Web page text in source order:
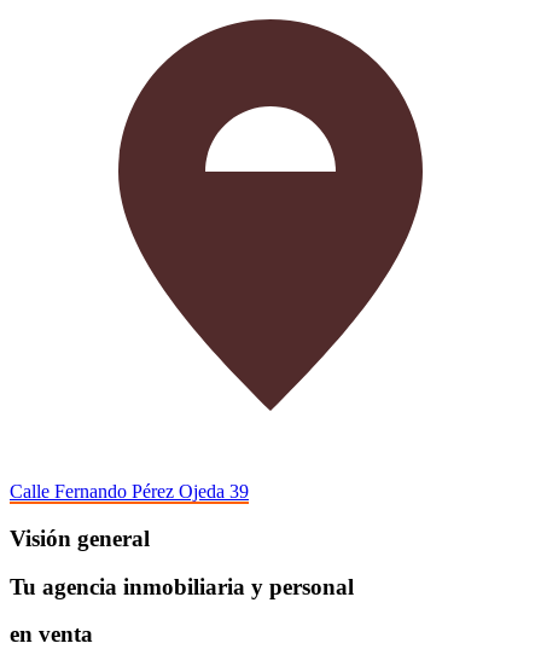
Calle Fernando Pérez Ojeda 39
Visión general
Tu agencia inmobiliaria y personal
en venta